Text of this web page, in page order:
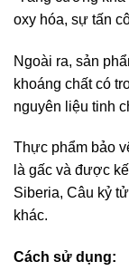
oxy hóa, sự tấn
Ngoài ra, sản
khoáng chất có
nguyên liệu tinh
Thực phẩm bảo
là gấc và được
Siberia, Câu kỷ
khác.
Cách sử dụng: